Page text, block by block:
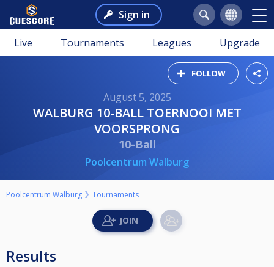
Sign in
Live Tournaments Leagues Upgrade
FOLLOW
August 5, 2025
WALBURG 10-BALL TOERNOOI MET
VOORSPRONG
10-Ball
Poolcentrum Walburg
Poolcentrum Walburg Tournaments
Results